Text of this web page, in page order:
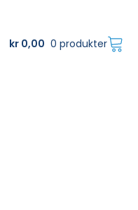
kr 0,00 0 produkter